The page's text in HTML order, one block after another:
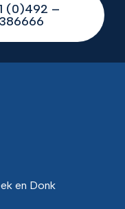
(0)492 –
386666
en Donk